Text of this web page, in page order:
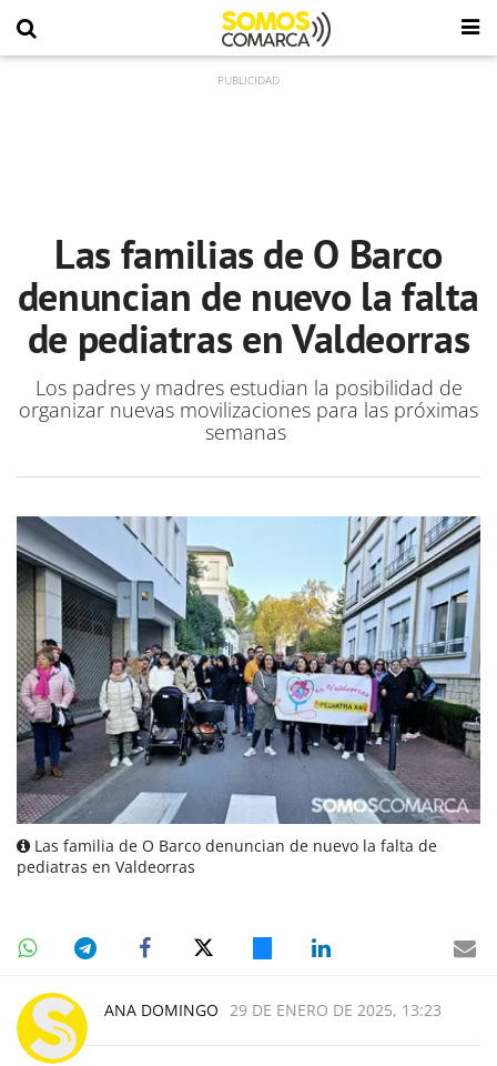
Las familias de O Barco
denuncian de nuevo la falta
de pediatras en Valdeorras
Los padres y madres estudian la posibilidad de
organizar nuevas movilizaciones para las próximas
semanas
Las familia de O Barco denuncian de nuevo la falta de
pediatras en Valdeorras
ANA DOMINGO 29 DE ENERO DE 2025, 13:23